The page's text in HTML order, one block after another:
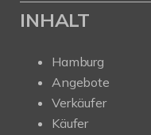
INHALT
Hamburg
Angebote
Verkäufer
Käufer